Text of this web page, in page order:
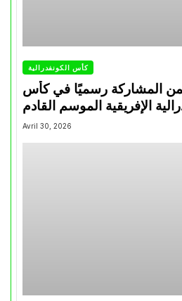
كأس الكونفدرالية
المشاركة رسميًا في كأس
Avril 30, 2026